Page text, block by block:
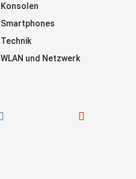
Konsolen
Smartphones
Technik
WLAN und Netzwerk